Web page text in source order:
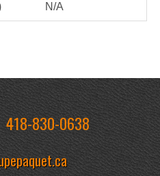
N/A
418-830-0638